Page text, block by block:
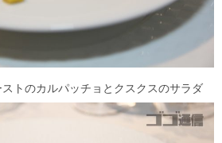
トのカルパッチョとクスクスのサラダ